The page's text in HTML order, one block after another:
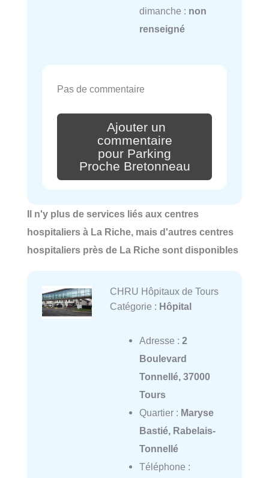
dimanche : non
renseigné
Pas de commentaire
Ajouter un
commentaire
pour Parking
Proche Bretonneau
Il n'y plus de services liés aux centres
hospitaliers à La Riche, mais d'autres centres
hospitaliers près de La Riche sont disponibles
CHRU Hôpitaux de Tours
Catégorie : Hôpital
Adresse : 2
Boulevard
Tonnellé, 37000
Tours
Quartier : Maryse
Bastié, Rabelais-
Tonnellé
Téléphone :